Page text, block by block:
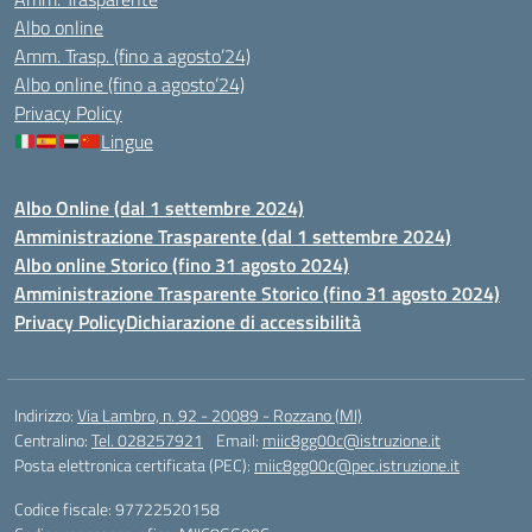
Albo online
Amm. Trasp. (fino a agosto’24)
Albo online (fino a agosto’24)
Privacy Policy
Lingue
Albo Online (dal 1 settembre 2024)
Amministrazione Trasparente (dal 1 settembre 2024)
Albo online Storico (fino 31 agosto 2024)
Amministrazione Trasparente Storico (fino 31 agosto 2024)
Privacy PolicyDichiarazione di accessibilità
Indirizzo:Via Lambro, n. 92 - 20089 - Rozzano (MI)
Centralino:Tel. 028257921 Email: miic8gg00c@istruzione.it
Posta elettronica certificata (PEC): miic8gg00c@pec.istruzione.it
Codice fiscale: 97722520158